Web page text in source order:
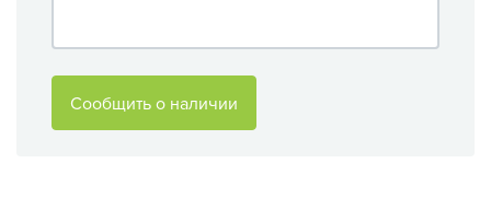
Сообщить о наличии